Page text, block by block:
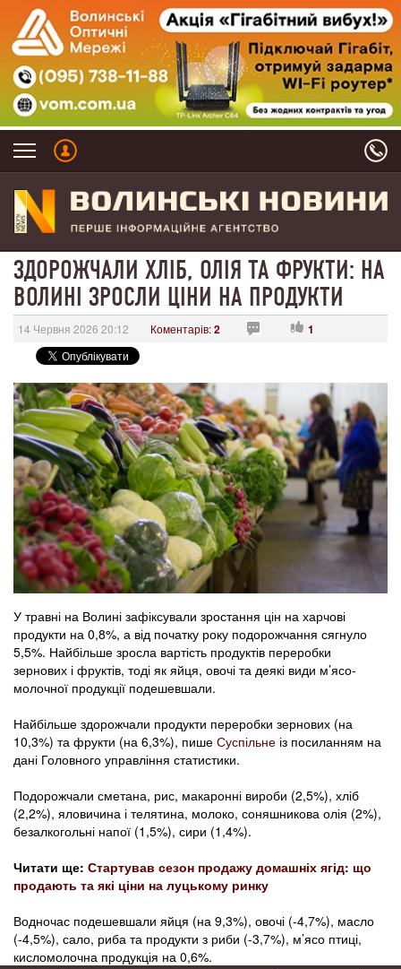
ЗДОРОЖЧАЛИ ХЛІБ, ОЛІЯ ТА ФРУКТИ: НА
ВОЛИНІ ЗРОСЛИ ЦІНИ НА ПРОДУКТИ
14 Червня 2026 20:12 Коментарів:2 1
У травні на Волині зафіксували зростання цін на харчові
продукти на 0,8%, а від початку року подорожчання сягнуло
5,5%. Найбільше зросла вартість продуктів переробки
зернових і фруктів, тоді як яйця, овочі та деякі види м’ясо-
молочної продукції подешевшали.
Найбільше здорожчали продукти переробки зернових (на
10,3%) та фрукти (на 6,3%), пише Суспільне із посиланням на
дані Головного управління статистики.
Подорожчали сметана, рис, макаронні вироби (2,5%), хліб
(2,2%), яловичина і телятина, молоко, соняшникова олія (2%),
безалкогольні напої (1,5%), сири (1,4%).
Читати ще: Стартував сезон продажу домашніх ягід: що
продають та які ціни на луцькому ринку
Водночас подешевшали яйця (на 9,3%), овочі (-4,7%), масло
(-4,5%), сало, риба та продукти з риби (-3,7%), м’ясо птиці,
кисломолочна продукція на 0,6%.